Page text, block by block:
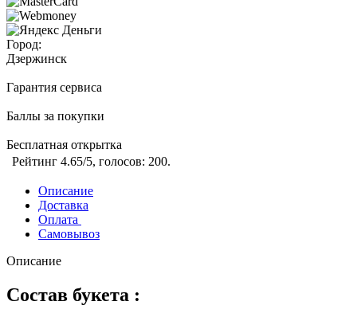
Город:
Дзержинск
Гарантия сервиса
Баллы за покупки
Бесплатная открытка
Рейтинг 4.65/5, голосов: 200.
Описание
Доставка
Оплата
Самовывоз
Описание
Состав букета :